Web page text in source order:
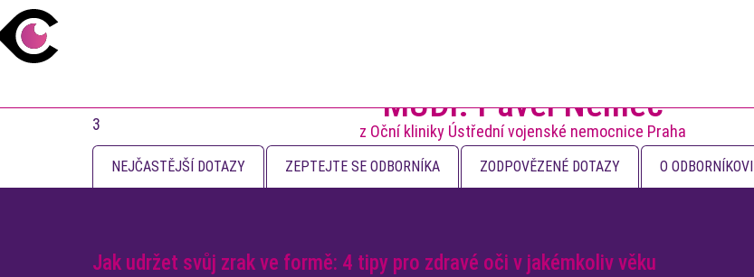
MUDr. Pavel Němec
z Oční kliniky Ústřední vojenské nemocnice Praha
3
NEJČASTĚJŠÍ DOTAZY ZEPTEJTE SE ODBORNÍKA ZODPOVĚZENÉ DOTAZY O ODBORNÍKOVI
Jak udržet svůj zrak ve formě: 4 tipy pro zdravé oči v jakémkoliv věku